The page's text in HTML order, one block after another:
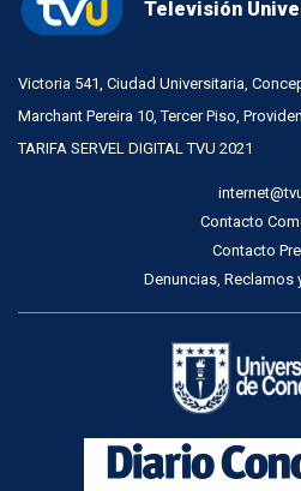
Televisión
Victoria 541, Ciudad Universitaria,
Marchant Pereira 10, Tercer Piso,
TARIFA SERVEL DIGITAL TVU 2021
Contacto
Contacto
Denuncias, Reclamos